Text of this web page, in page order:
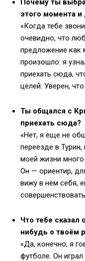
Почему ты
этого момента и
«Когда тебе
очевидно, что
предложение как
произошло: я
приехать сюда,
целей. Уверен,
Ты общался с
приехать сюда?
«Нет, я еще не
переезде в
моей жизни много
Он — ориентир,
вижу в нём себя,
Что тебе сказал
нибудь о твоём
«Да, конечно, я
футболе. Он